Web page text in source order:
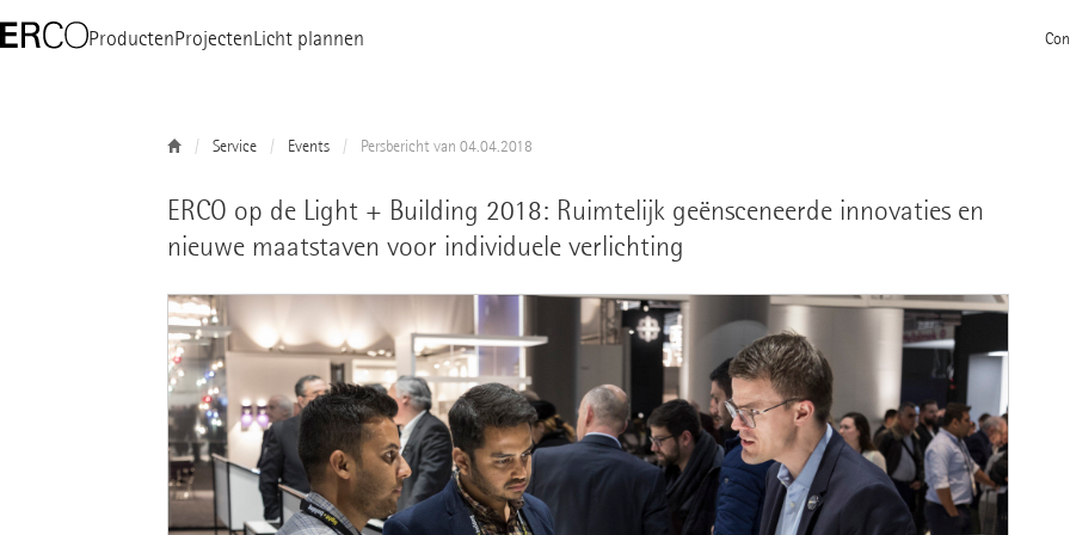
ProductenProjectenLicht plannen
Service Events Persbericht van 04.04.2018
ERCO op de Light + Building 2018: Ruimtelijk geënsceneerde innovaties en
nieuwe maatstaven voor individuele verlichting